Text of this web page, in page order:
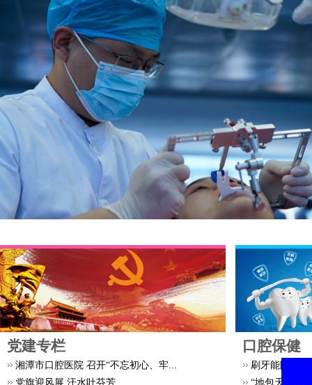
党建专栏
湘潭市口腔医院 召开“不忘初心、牢...
党旗迎风展 汗水吐芬芳
口腔保健
刷牙能防老年
“地包天”要早